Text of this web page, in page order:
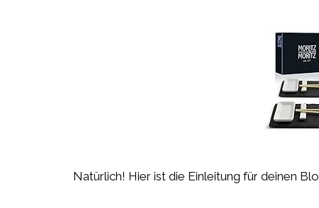
Natürlich! Hier ist die Einleitung für deinen